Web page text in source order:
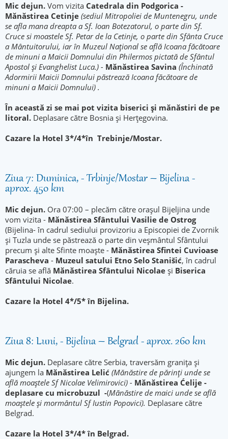
Mic dejun. Vom vizita Catedrala din Podgorica -
Mănăstirea Cetinje (sediul Mitropoliei de Muntenegru, unde
se afla mana dreapta a Sf. Ioan Botezatorul, o parte din Sf.
Cruce si moastele Sf. Petar de la Cetinje, o parte din Sfânta Cruce
a Mântuitorului, iarîn Muzeul Național se află Icoana făcătoare
de minuni a Maicii Domnului din Philermos pictată de Sfântul
Apostol și Evanghelist Luca.) - Mănăstirea Savina (Închinată
Adormirii Maicii Domnului păstrează Icoana făcătoare de
minuni a Maicii Domnului) .
În această zi se mai pot vizita biserici și mănăstiri de pe
litoral. Deplasare către Bosnia și Herțegovina.
Cazare la Hotel 3*/4*în Trebinje/Mostar.
Ziua 7: Duminica, - Trbinje/Mostar – Bijelina -
aprox. 450 km
Mic dejun. Ora 07:00 – plecăm către orașul Bijeljina unde
vom vizita - Mănăstirea Sfântului Vasilie de Ostrog
(Bijelina- în cadrul sediului provizoriu a Episcopiei de Zvornik
și Tuzla unde se păstrează o parte din veșmântul Sfântului
precum și alte Sfinte moaște - Mănăstirea Sfintei Cuvioase
Parascheva - Muzeul satului Etno Selo Stanišić, în cadrul
căruia se află Mănăstirea Sfântului Nicolae și Biserica
Sfântului Nicolae.
Cazare la Hotel 4*/5* în Bijelina.
Ziua 8: Luni, - Bijelina – Belgrad - aprox. 260 km
Mic dejun. Deplasare către Serbia, traversăm granița și
ajungem la Mănăstirea Lelić (Mănăstire de părinți unde se
află moaștele Sf Nicolae Velimirovici) - Mănăstirea Ćelije -
deplasare cu microbuzul -(Mănăstire de maici unde se află
moaștele și mormântul Sf Iustin Popovici). Deplasare către
Belgrad.
Cazare la Hotel 3*/4* în Belgrad.